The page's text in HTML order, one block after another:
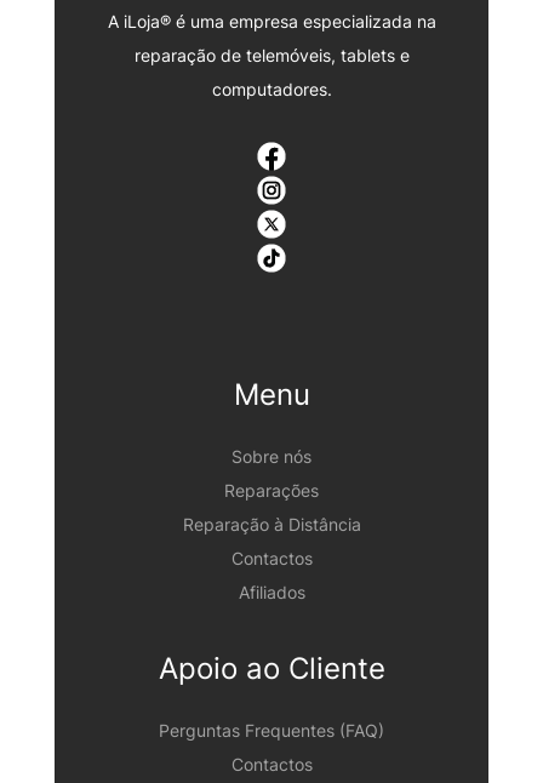
A iLoja® é uma empresa especializada na
reparação de telemóveis, tablets e
computadores.
Menu
Sobre nós
Reparações
Reparação à Distância
Contactos
Afiliados
Apoio ao Cliente
Perguntas Frequentes (FAQ)
Contactos